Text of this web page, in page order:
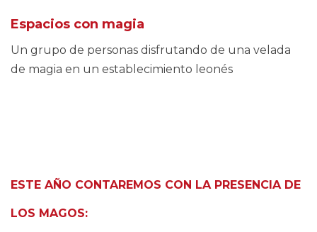
Espacios con magia
Un grupo de personas disfrutando de una velada
de magia en un establecimiento leonés
ESTE AÑO CONTAREMOS CON LA PRESENCIA DE
LOS MAGOS: